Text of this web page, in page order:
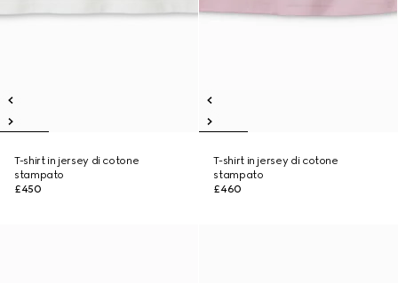
T-shirt in jersey di cotone
stampato
£450
T-shirt in jersey di cotone
stampato
£460